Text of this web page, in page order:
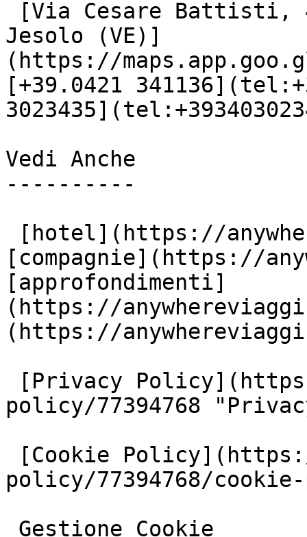
Jesolo (VE)]
(https://maps.app.goo.gl/
[+39.0421
Vedi Anche
----------
[compagnie](https://
[approfondimenti]
(https://
(https://
policy/77394768
policy/77394768/